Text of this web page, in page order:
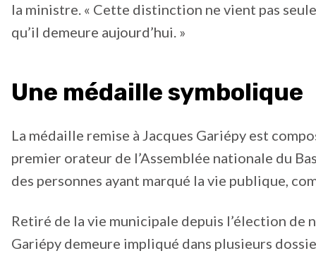
la ministre. « Cette distinction ne vient pas
qu’il demeure aujourd’hui. »
Une médaille symbolique
La médaille remise à Jacques Gariépy est
premier orateur de l’Assemblée nationale du
des personnes ayant marqué la vie publique,
Retiré de la vie municipale depuis l’élection de
Gariépy demeure impliqué dans plusieurs